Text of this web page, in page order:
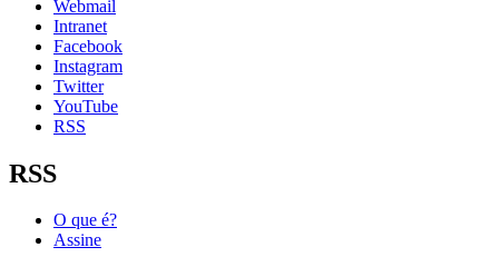
Webmail
Intranet
Facebook
Instagram
Twitter
YouTube
RSS
RSS
O que é?
Assine